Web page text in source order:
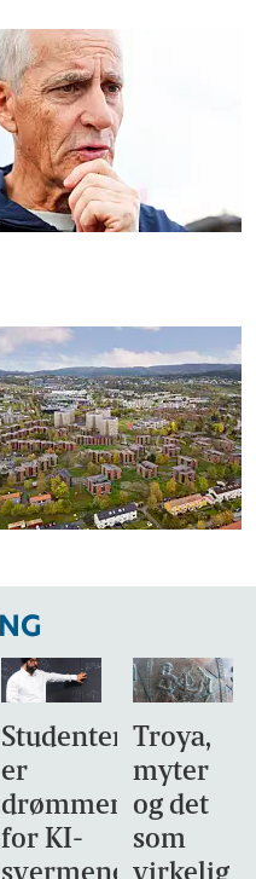
Studentene
er
drømmemålet
for KI-
Troya,
myter
og det
som